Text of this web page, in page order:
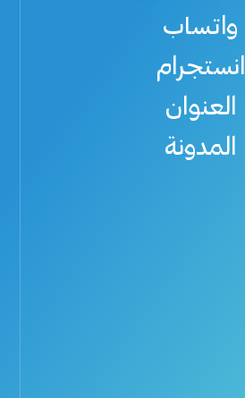
واتساب
انستجرام
العنوان
المدونة